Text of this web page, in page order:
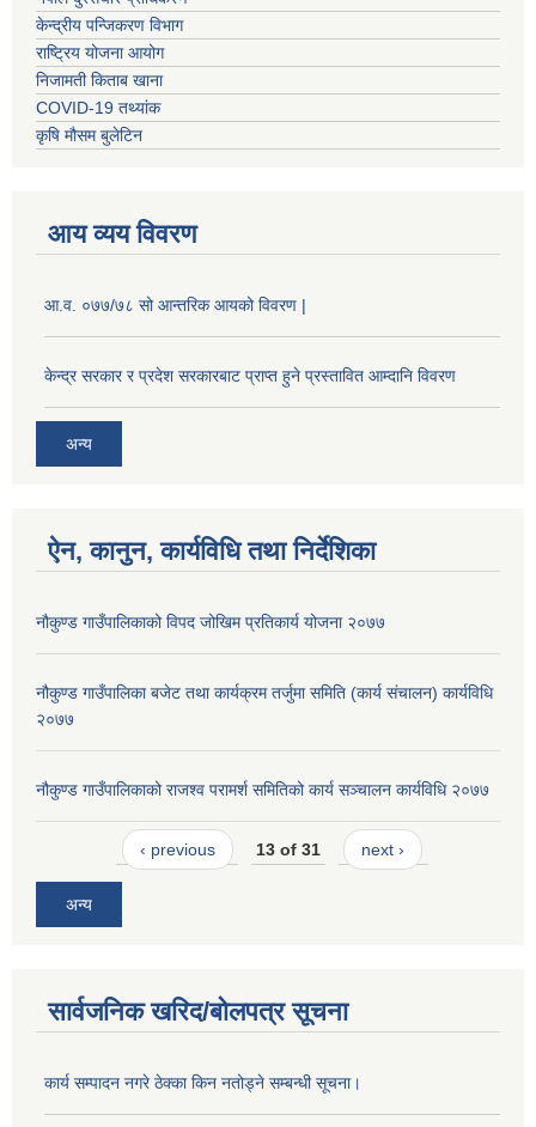
केन्द्रीय पन्जिकरण विभाग
राष्ट्रिय योजना आयोग
निजामती किताब खाना
COVID-19 तथ्यांक
कृषि मौसम बुलेटिन
आय व्यय विवरण
आ.व. ०७७/७८ सो आन्तरिक आयको विवरण |
केन्द्र सरकार र प्रदेश सरकारबाट प्राप्त हुने प्रस्तावित आम्दानि विवरण
अन्य
ऐन, कानुन, कार्यविधि तथा निर्देशिका
नौकुण्ड गाउँपालिकाको विपद जोखिम प्रतिकार्य योजना २०७७
नौकुण्ड गाउँपालिका बजेट तथा कार्यक्रम तर्जुमा समिति (कार्य संचालन) कार्यविधि
२०७७
नौकुण्ड गाउँपालिकाको राजश्व परामर्श समितिको कार्य सञ्चालन कार्यविधि २०७७
‹ previous 13 of 31 next ›
अन्य
सार्वजनिक खरिद/बोलपत्र सूचना
कार्य सम्पादन नगरे ठेक्का किन नतोड्ने सम्बन्धी सूचना।